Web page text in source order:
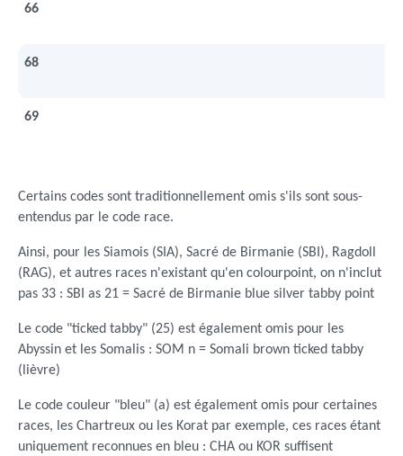
66
68
69
Certains codes sont traditionnellement omis s'ils sont sous-
entendus par le code race.
Ainsi, pour les Siamois (SIA), Sacré de Birmanie (SBI), Ragdoll
(RAG), et autres races n'existant qu'en colourpoint, on n'inclut
pas 33 : SBI as 21 = Sacré de Birmanie blue silver tabby point
Le code "ticked tabby" (25) est également omis pour les
Abyssin et les Somalis : SOM n = Somali brown ticked tabby
(lièvre)
Le code couleur "bleu" (a) est également omis pour certaines
races, les Chartreux ou les Korat par exemple, ces races étant
uniquement reconnues en bleu : CHA ou KOR suffisent